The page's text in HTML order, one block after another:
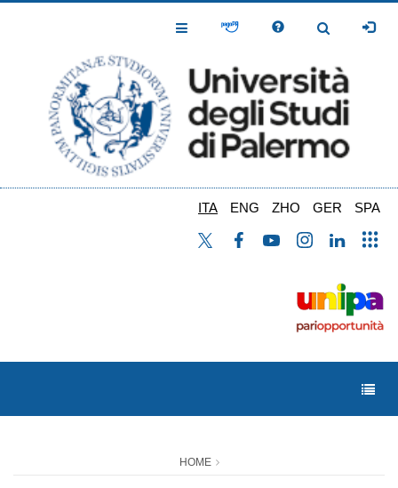
Toggle
Toggle
ITA ENG ZHO GER SPA
HOME